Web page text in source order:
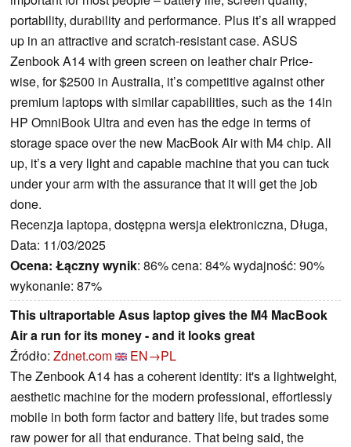
portability, durability and performance. Plus it’s all wrapped
up in an attractive and scratch-resistant case. ASUS
Zenbook A14 with green screen on leather chair Price-
wise, for $2500 in Australia, it’s competitive against other
premium laptops with similar capabilities, such as the 14in
HP OmniBook Ultra and even has the edge in terms of
storage space over the new MacBook Air with M4 chip. All
up, it’s a very light and capable machine that you can tuck
under your arm with the assurance that it will get the job
done.
Recenzja laptopa, dostępna wersja elektroniczna, Długa,
Data: 11/03/2025
Ocena: Łączny wynik: 86% cena: 84% wydajność: 90%
wykonanie: 87%
This ultraportable Asus laptop gives the M4 MacBook
Air a run for its money - and it looks great
Źródło: Zdnet.com
EN→PL
The Zenbook A14 has a coherent identity: it's a lightweight,
aesthetic machine for the modern professional, effortlessly
mobile in both form factor and battery life, but trades some
raw power for all that endurance. That being said, the